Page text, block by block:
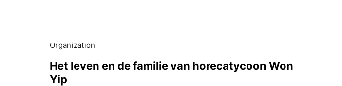
Organization
Het leven en de familie van horecatycoon Won
Yip